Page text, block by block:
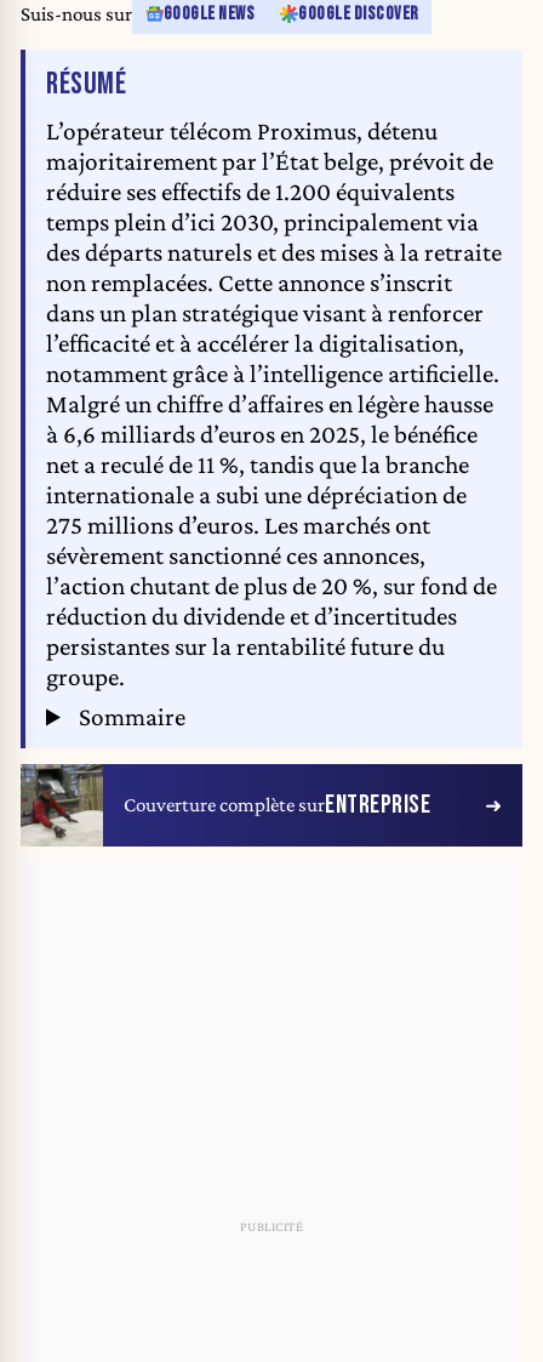
Suis-nous sur GOOGLE NEWS GOOGLE DISCOVER
RÉSUMÉDE L'ARTICLE
L’opérateur télécom Proximus, détenu
majoritairement par l’État belge, prévoit de
réduire ses effectifs de 1.200 équivalents
temps plein d’ici 2030, principalement via
des départs naturels et des mises à la retraite
non remplacées. Cette annonce s’inscrit
dans un plan stratégique visant à renforcer
l’efficacité et à accélérer la digitalisation,
notamment grâce à l’intelligence artificielle.
Malgré un chiffre d’affaires en légère hausse
à 6,6 milliards d’euros en 2025, le bénéfice
net a reculé de 11 %, tandis que la branche
internationale a subi une dépréciation de
275 millions d’euros. Les marchés ont
sévèrement sanctionné ces annonces,
l’action chutant de plus de 20 %, sur fond de
réduction du dividende et d’incertitudes
persistantes sur la rentabilité future du
groupe.
Sommaire
Couverture complète surENTREPRISE